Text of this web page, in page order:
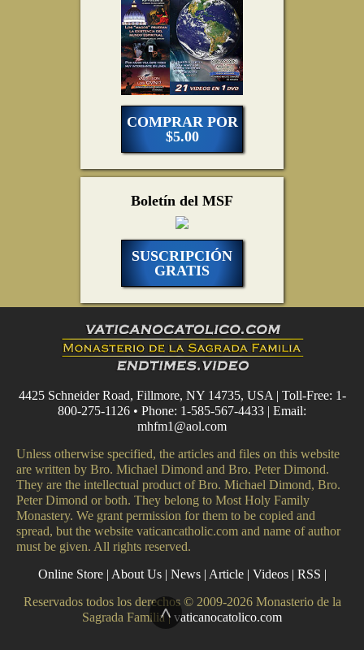
^
COMPRAR POR
$5.00
Boletín del MSF
SUSCRIPCIÓN
GRATIS
4425 Schneider Road, Fillmore, NY 14735, USA | Toll-Free: 1-
800-275-1126 • Phone: 1-585-567-4433 | Email:
mhfm1@aol.com
Unless otherwise specified, the articles and files on this website
are written by Bro. Michael Dimond and Bro. Peter Dimond.
They are the intellectual product of Bro. Michael Dimond, Bro.
Peter Dimond or both. They belong to Most Holy Family
Monastery. We grant permission for them to be copied and
spread, but the website vaticancatholic.com and name of author
must be given. All rights reserved.
Online Store| About Us| News| Article| Videos| RSS |
Reservados todos los derechos © 2009-2026 Monasterio de la
Sagrada Familia | vaticanocatolico.com